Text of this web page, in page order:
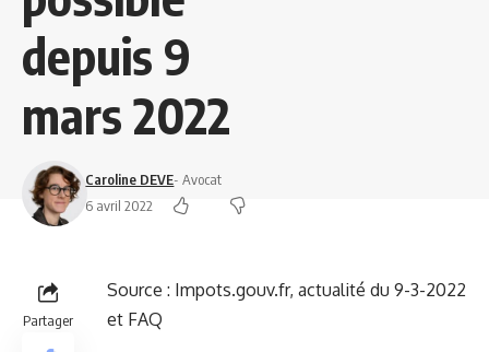
depuis 9
mars 2022
Caroline DEVE- Avocat
6 avril 2022
Partager
Source : Impots.gouv.fr, actualité du 9-3-2022
et FAQ